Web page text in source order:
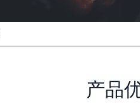
产品